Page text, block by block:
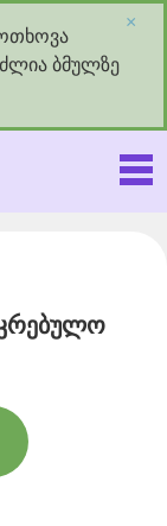
ბმულზე
×